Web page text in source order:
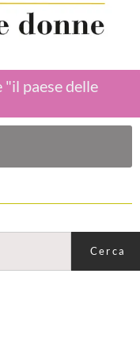
paese delle
Cerca